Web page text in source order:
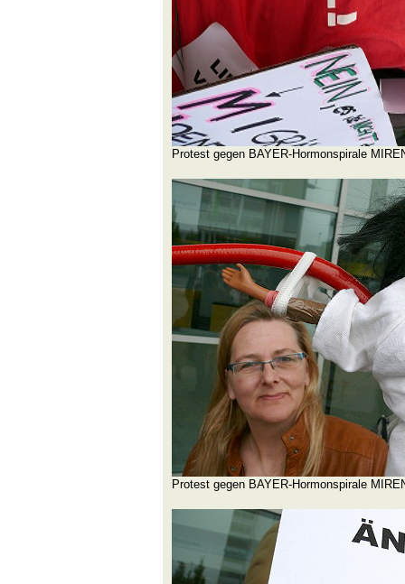
Protest gegen BAYER-Hormonspirale
Protest gegen BAYER-Hormonspirale